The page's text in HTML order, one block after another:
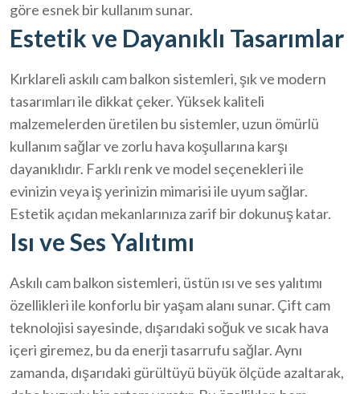
göre esnek bir kullanım sunar.
Estetik ve Dayanıklı Tasarımlar
Kırklareli askılı cam balkon sistemleri, şık ve modern
tasarımları ile dikkat çeker. Yüksek kaliteli
malzemelerden üretilen bu sistemler, uzun ömürlü
kullanım sağlar ve zorlu hava koşullarına karşı
dayanıklıdır. Farklı renk ve model seçenekleri ile
evinizin veya iş yerinizin mimarisi ile uyum sağlar.
Estetik açıdan mekanlarınıza zarif bir dokunuş katar.
Isı ve Ses Yalıtımı
Askılı cam balkon sistemleri, üstün ısı ve ses yalıtımı
özellikleri ile konforlu bir yaşam alanı sunar. Çift cam
teknolojisi sayesinde, dışarıdaki soğuk ve sıcak hava
içeri giremez, bu da enerji tasarrufu sağlar. Aynı
zamanda, dışarıdaki gürültüyü büyük ölçüde azaltarak,